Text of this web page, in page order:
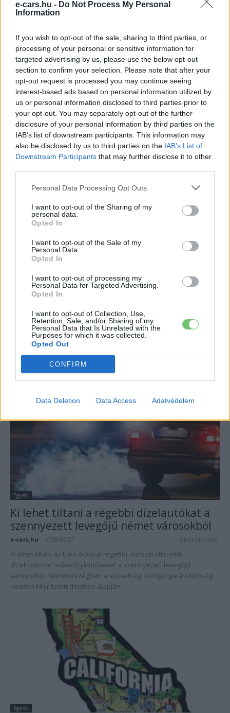
e-cars.hu - Do Not Process My Personal
Information
If you wish to opt-out of the sale, sharing to third parties, or
processing of your personal or sensitive information for
targeted advertising by us, please use the below opt-out
section to confirm your selection. Please note that after your
opt-out request is processed you may continue seeing
interest-based ads based on personal information utilized by
us or personal information disclosed to third parties prior to
your opt-out. You may separately opt-out of the further
disclosure of your personal information by third parties on the
IAB’s list of downstream participants. This information may
also be disclosed by us to third parties on the IAB’s List of
Downstream Participants that may further disclose it to other
Personal Data Processing Opt Outs
I want to opt-out of the Sharing of my
personal data.
Opted In
I want to opt-out of the Sale of my
Personal Data.
Opted In
I want to opt-out of processing my
Personal Data for Targeted Advertising.
Opted In
I want to opt-out of Collection, Use,
Retention, Sale, and/or Sharing of my
Personal Data that Is Unrelated with the
Purposes for which it was collected.
Opted Out
CONFIRM
Data Deletion Data Access Adatvédelem
Egyéb
Jogos? Beverly Hills nyilvános
töltőoszlopairól hamarosan kitiltják a
hibrideket.
Eriqo - 2018-03-30 0 hozzászólás
A kaliforniai Los Angeles városának kerülete meglepő lépésre
szánta el magát. A területén elhelyezett nyilvános
tisztán elektromos autók lesznek jogosultak azokat használni.
Róma is lép a dízel autókkal szemben
Mai nap Róma is megszólalt a dízel autók kitíltásának ügyében.
Egyéb
Ki lehet tiltani a régebbi dízelautókat a
szennyezett levegőjű német városokból
e-cars.hu 2018-02-27 0 hozzászólás
Ki lehet tiltani az Euro 6-osnál régebbi, korszerűtlenebb
dízelmotorral működő járműveket a szennyezett levegőjű
városokból Németországban a szövetségi közigazgatási bíróság
kedden kihirdetett döntése alapján.
Egyéb